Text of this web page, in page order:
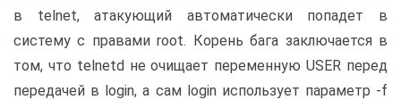
в telnet, атакующий автоматически попадет в
систему с правами root. Корень бага заключается в
том, что telnetd не очищает переменную USER перед
передачей в login, а сам login использует параметр -f